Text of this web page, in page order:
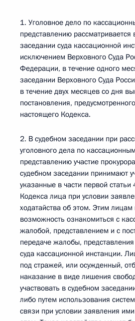
1. Уголовное дело по
представлению рассматривается
заседании суда кассационной
исключением Верховного Суда
Федерации, в течение одного
заседании Верховного Суда
в течение двух месяцев со дня
постановления,
настоящего Кодекса.
2. В судебном заседании при
уголовного дела по
представлению участие
судебном заседании принимают
указанные в части первой
Кодекса лица при условии
ходатайства об этом. Этим лицам
возможность ознакомиться с
жалобой, представлением и с
передаче жалобы,
суда кассационной инстанции.
под стражей, или осужденный,
наказание в виде лишения
участвовать в судебном
либо путем использования
связи при условии заявления